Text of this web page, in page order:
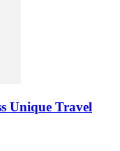
Unique Travel